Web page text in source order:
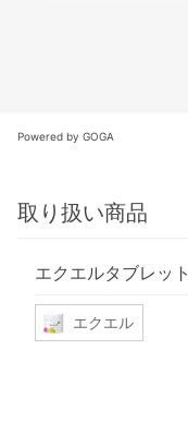
Powered by GOGA
取り扱い商品
エクエルタブレット
エクエル